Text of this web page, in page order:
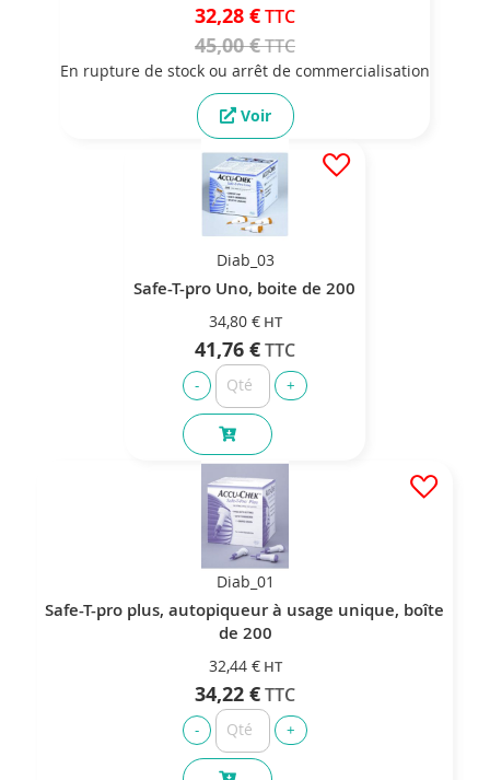
32,28 €
45,00 €
En rupture de stock ou arrêt de commercialisation
Voir
Diab_03
Safe-T-pro Uno, boite de 200
34,80 €
41,76 €
Diab_01
Safe-T-pro plus, autopiqueur à usage unique, boîte
de 200
32,44 €
34,22 €